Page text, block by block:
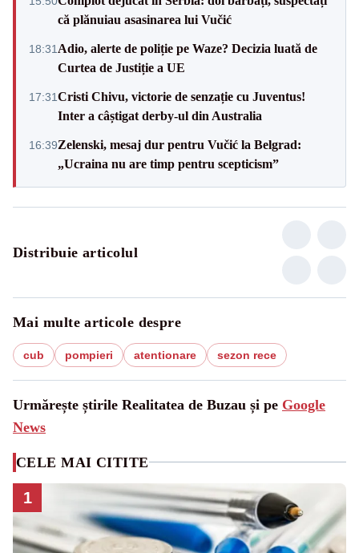
că plănuiau asasinarea lui Vučić
18:31 Adio, alerte de poliție pe Waze? Decizia luată de
Curtea de Justiție a UE
17:31Cristi Chivu, victorie de senzație cu Juventus!
Inter a câștigat derby-ul din Australia
16:39Zelenski, mesaj dur pentru Vučić la Belgrad:
„Ucraina nu are timp pentru scepticism”
Distribuie articolul
Mai multe articole despre
cub pompieri atentionare sezon rece
Urmărește știrile Realitatea de Buzau și pe Google
News
CELE MAI CITITE
1